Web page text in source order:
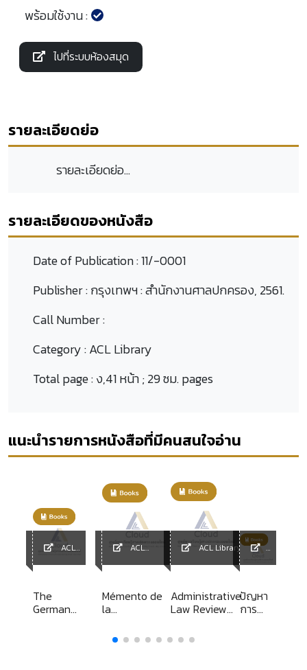
พร้อมใช้งาน :
ไปที่ระบบห้องสมุด
รายละเอียดย่อ
รายละเอียดย่อ...
รายละเอียดของหนังสือ
Date of Publication :11/-0001
Publisher :กรุงเทพฯ : สำนักงานศาลปกครอง, 2561.
Call Number :
Category :ACL Library
Total page :ง,41 หน้า ; 29 ซม. pages
แนะนำรายการหนังสือที่มีคนสนใจอ่าน
The
German
Mémento de
la
administrative
ACL Library
Administrative
Law Review
ปัญหา
การ